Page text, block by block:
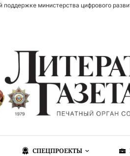
поддержке министерства цифрового
СПЕЦПРОЕКТЫ